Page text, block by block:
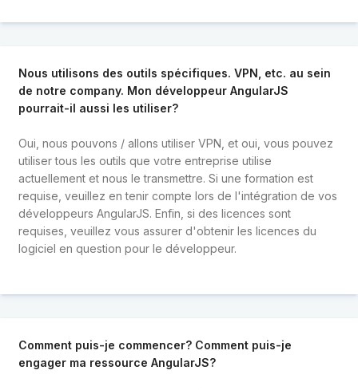
Nous utilisons des outils spécifiques. VPN, etc. au sein
de notre company. Mon développeur AngularJS
pourrait-il aussi les utiliser?
Oui, nous pouvons / allons utiliser VPN, et oui, vous pouvez
utiliser tous les outils que votre entreprise utilise
actuellement et nous le transmettre. Si une formation est
requise, veuillez en tenir compte lors de l'intégration de vos
développeurs AngularJS. Enfin, si des licences sont
requises, veuillez vous assurer d'obtenir les licences du
logiciel en question pour le développeur.
Comment puis-je commencer? Comment puis-je
engager ma ressource AngularJS?